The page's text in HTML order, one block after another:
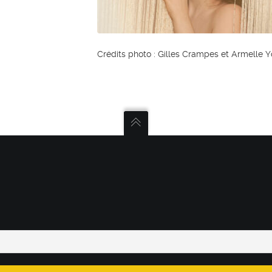
Crédits photo : Gilles Crampes et Armelle